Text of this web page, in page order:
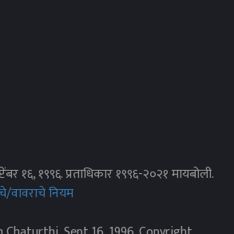
१६, १९९६. प्रताधिकार १९९६-२०२१ मायबोली.
वावराचे नियम